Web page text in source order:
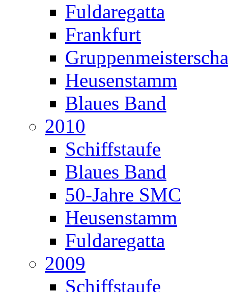
Fuldaregatta
Frankfurt
Heusenstamm
Blaues Band
2010
Schiffstaufe
Blaues Band
50-Jahre SMC
Heusenstamm
Fuldaregatta
2009
Schiffstaufe